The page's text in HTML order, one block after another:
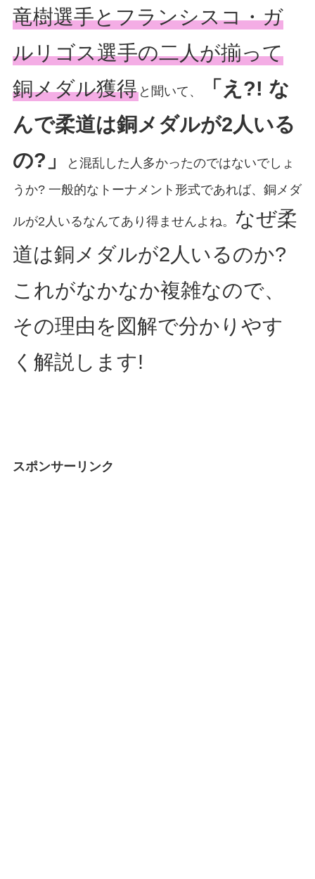
竜樹選手とフランシスコ・ガ
ルリゴス選手の二人が揃って
銅メダル獲得と聞いて、
「え?! な
んで柔道は銅メダルが2人いる
の?」
と混乱した人多かったのではないでしょ
うか? 一般的なトーナメント形式であれば、銅メダ
ルが2人いるなんてあり得ませんよね。 なぜ柔
道は銅メダルが2人いるのか?
これがなかなか複雑なので、
その理由を図解で分かりやす
く解説します!
スポンサーリンク